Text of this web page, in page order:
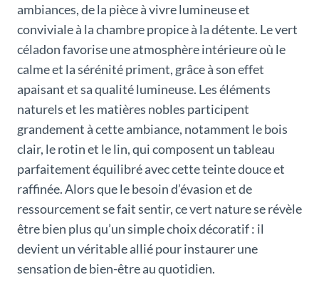
ambiances, de la pièce à vivre lumineuse et
conviviale à la chambre propice à la détente. Le vert
céladon favorise une atmosphère intérieure où le
calme et la sérénité priment, grâce à son effet
apaisant et sa qualité lumineuse. Les éléments
naturels et les matières nobles participent
grandement à cette ambiance, notamment le bois
clair, le rotin et le lin, qui composent un tableau
parfaitement équilibré avec cette teinte douce et
raffinée. Alors que le besoin d’évasion et de
ressourcement se fait sentir, ce vert nature se révèle
être bien plus qu’un simple choix décoratif : il
devient un véritable allié pour instaurer une
sensation de bien-être au quotidien.